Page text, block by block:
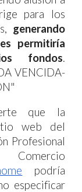
para los
generando
permitiría
fondos.
VENCIDA-
que la
web del
Profesional
podría
especificar